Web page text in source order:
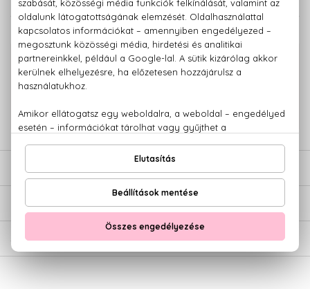
KAPCSOLÓDÓ TERMÉKEK
100% eredeti termékek,14 napos visszaküldési garanciával
779 1926
ÉRTÉKELÉSEK (0)
SZÁLLÍTÁS